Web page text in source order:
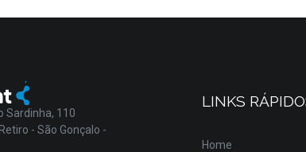
Sardinha, 110
- São Gonçalo -
LINKS
Home